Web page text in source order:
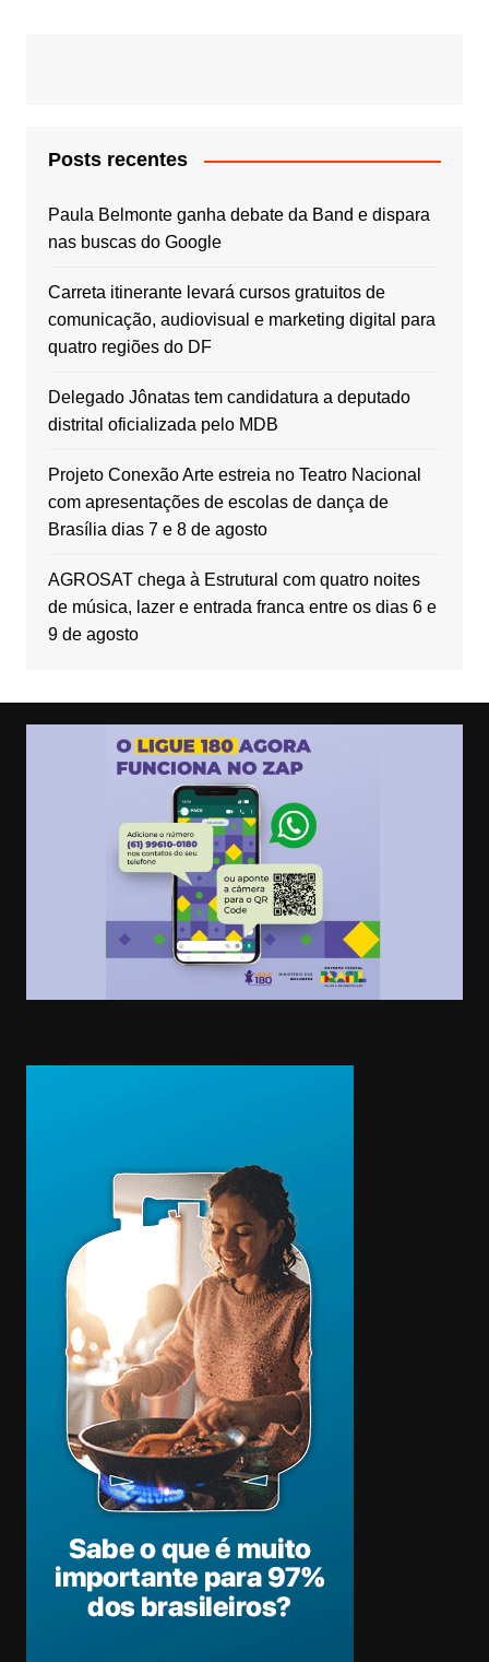
Posts recentes
Paula Belmonte ganha debate da Band e dispara
nas buscas do Google
Carreta itinerante levará cursos gratuitos de
comunicação, audiovisual e marketing digital para
quatro regiões do DF
Delegado Jônatas tem candidatura a deputado
distrital oficializada pelo MDB
Projeto Conexão Arte estreia no Teatro Nacional
com apresentações de escolas de dança de
Brasília dias 7 e 8 de agosto
AGROSAT chega à Estrutural com quatro noites
de música, lazer e entrada franca entre os dias 6 e
9 de agosto